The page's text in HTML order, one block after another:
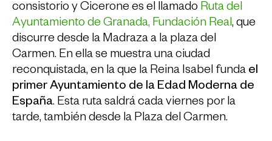
consistorio y Cicerone es el llamado Ruta del
Ayuntamiento de Granada, Fundación Real, que
discurre desde la Madraza a la plaza del
Carmen. En ella se muestra una ciudad
reconquistada, en la que la Reina Isabel funda el
primer Ayuntamiento de la Edad Moderna de
España. Esta ruta saldrá cada viernes por la
tarde, también desde la Plaza del Carmen.